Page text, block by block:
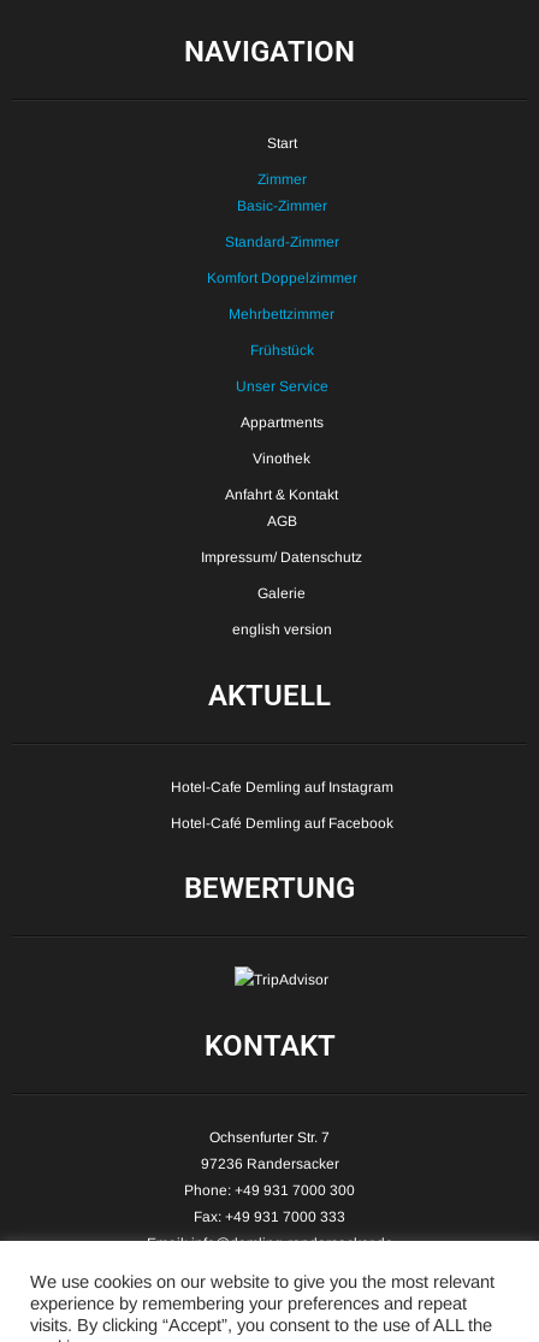
NAVIGATION
Start
Zimmer
Basic-Zimmer
Standard-Zimmer
Komfort Doppelzimmer
Mehrbettzimmer
Frühstück
Unser Service
Appartments
Vinothek
Anfahrt & Kontakt
AGB
Impressum/ Datenschutz
Galerie
english version
AKTUELL
Hotel-Cafe Demling auf Instagram
Hotel-Café Demling auf Facebook
BEWERTUNG
KONTAKT
Ochsenfurter Str. 7
97236 Randersacker
Phone: +49 931 7000 300
Fax: +49 931 7000 333
Email:info@demling-randersacker.de
We use cookies on our website to give you the most relevant
experience by remembering your preferences and repeat
visits. By clicking “Accept”, you consent to the use of ALL the